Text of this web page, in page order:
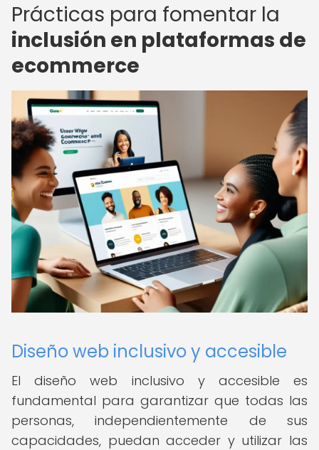
Prácticas para fomentar la
inclusión en plataformas de
ecommerce
Diseño web inclusivo y accesible
El diseño web inclusivo y accesible es
fundamental para garantizar que todas las
personas, independientemente de sus
capacidades, puedan acceder y utilizar las